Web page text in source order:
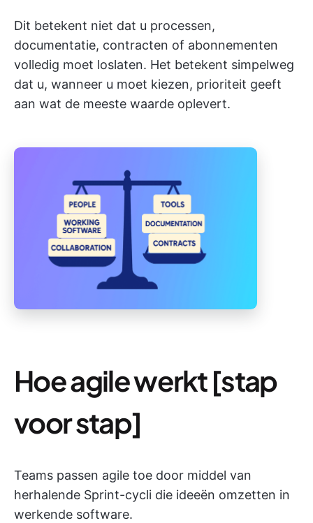
Dit betekent niet dat u processen,
documentatie, contracten of abonnementen
volledig moet loslaten. Het betekent simpelweg
dat u, wanneer u moet kiezen, prioriteit geeft
aan wat de meeste waarde oplevert.
Hoe agile werkt [stap
voor stap]
Teams passen agile toe door middel van
herhalende Sprint-cycli die ideeën omzetten in
werkende software.